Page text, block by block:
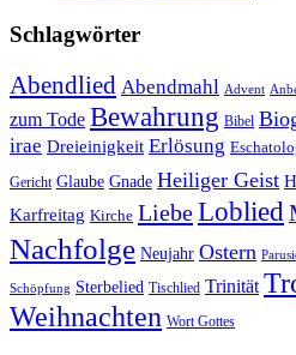
Schlagwörter
Abendlied Abendmahl Advent
zum Tode Bewahrung Bibel
irae Dreieinigkeit Erlösung
Gericht Glaube Gnade Heiliger Geist
Karfreitag Kirche LiebeLoblied
Nachfolge Neujahr Ostern
Schöpfung Sterbelied Tischlied Trinität
Weihnachten Wort Gottes